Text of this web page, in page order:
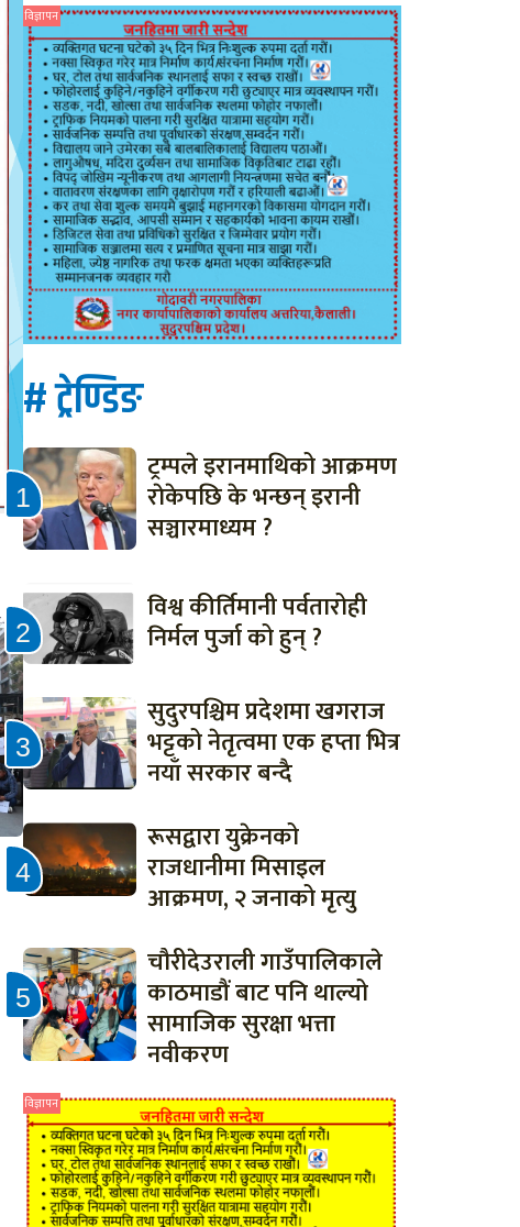
विज्ञापन
# ट्रेण्डिङ
ट्रम्पले इरानमाथिको आक्रमण
राेकेपछि के भन्छन् इरानी
सञ्चारमाध्यम ?
विश्व कीर्तिमानी पर्वतारोही
निर्मल पुर्जा को हुन् ?
सुदुरपश्चिम प्रदेशमा खगराज
भट्टको नेतृत्वमा एक हप्ता भित्र
नयाँ सरकार बन्दै
रूसद्वारा युक्रेनको
राजधानीमा मिसाइल
आक्रमण, २ जनाको मृत्यु
चौरीदेउराली गाउँपालिकाले
काठमाडौं बाट पनि थाल्यो
सामाजिक सुरक्षा भत्ता
नवीकरण
विज्ञापन